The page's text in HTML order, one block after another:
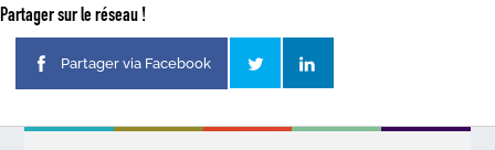
Partager sur le réseau !
Partager via Facebook